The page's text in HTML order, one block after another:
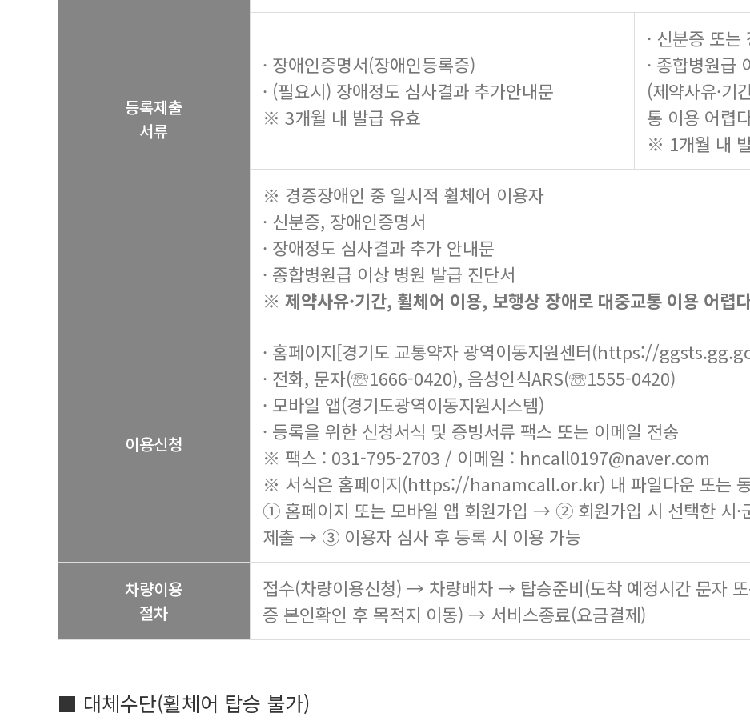
등록제출
서류
· 장애인증명서(장애인등록증)
· (필요시) 장애정도 심사결과 추가안내문
※ 3개월 내 발급 유효
· 신분증 또는
· 종합병원급
(제약사유·기
통 이용 어렵
※ 1개월 내
※ 경증장애인 중 일시적 휠체어 이용자
· 신분증, 장애인증명서
· 장애정도 심사결과 추가 안내문
· 종합병원급 이상 병원 발급 진단서
※ 제약사유·기간, 휠체어 이용, 보행상 장애로 대중교통 이용 어렵
이용신청
· 홈페이지[경기도 교통약자 광역이동지원센터(https://
· 전화, 문자(☏1666-0420), 음성인식ARS(☏1555-0420)
· 모바일 앱(경기도광역이동지원시스템)
· 등록을 위한 신청서식 및 증빙서류 팩스 또는 이메일 전송
※ 팩스 : 031-795-2703 / 이메일 : hncall0197@naver.com
※ 서식은 홈페이지(https://hanamcall.or.kr) 내 파일다운 또는
① 홈페이지 또는 모바일 앱 회원가입 → ② 회원가입 시 선택한 시·
제출 → ③ 이용자 심사 후 등록 시 이용 가능
차량이용
절차
접수(차량이용신청) → 차량배차 → 탑승준비(도착 예정시간 문자
증 본인확인 후 목적지 이동) → 서비스종료(요금결제)
■ 대체수단(휠체어 탑승 불가)